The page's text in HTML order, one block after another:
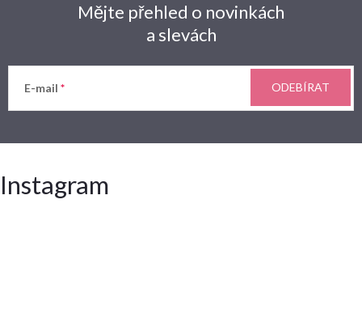
Mějte přehled o novinkách
a slevách
E-mail ODEBÍRAT
Instagram